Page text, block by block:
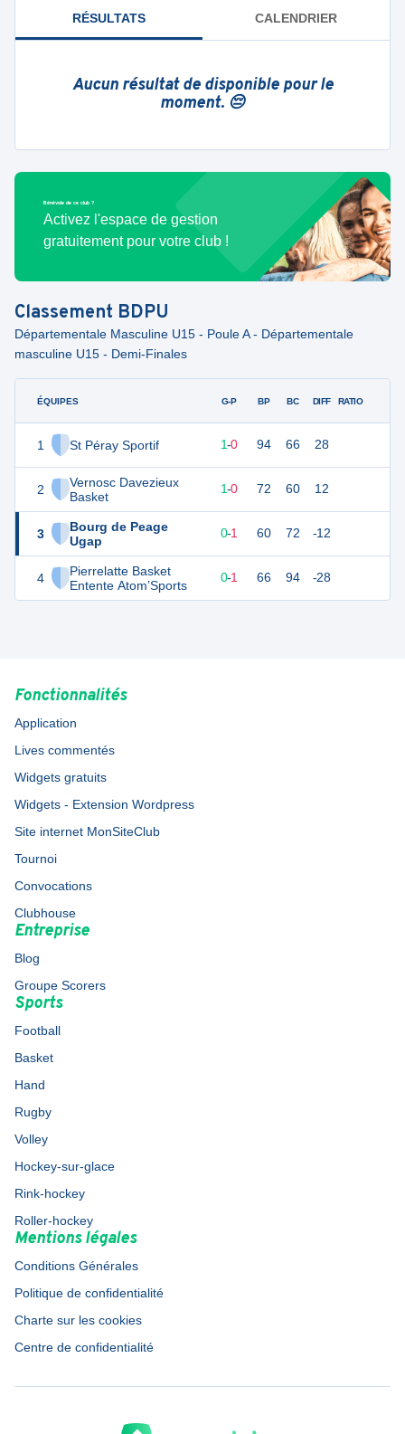
RÉSULTATS CALENDRIER
Aucun résultat de disponible pour le
moment. 😔
Bénévole de ce club ?
Activez l'espace de gestion
gratuitement pour votre club !
Classement BDPU
Départementale Masculine U15 - Poule A - Départementale
masculine U15 - Demi-Finales
ÉQUIPES
1 St Péray Sportif
2
Vernosc Davezieux
Basket
3
Bourg de Peage
Ugap
4
Pierrelatte Basket
Entente Atom’Sports
G-P BP BC DIFF RATIO
1-0 94 66 28
2 1-0 72 60 12
1 0-1 60 72 -12
1 0-1 66 94 -28
Fonctionnalités
Application
Lives commentés
Widgets gratuits
Widgets - Extension Wordpress
Site internet MonSiteClub
Tournoi
Convocations
Clubhouse
Entreprise
Blog
Groupe Scorers
Sports
Football
Basket
Hand
Rugby
Volley
Hockey-sur-glace
Rink-hockey
Roller-hockey
Mentions légales
Conditions Générales
Politique de confidentialité
Charte sur les cookies
Centre de confidentialité